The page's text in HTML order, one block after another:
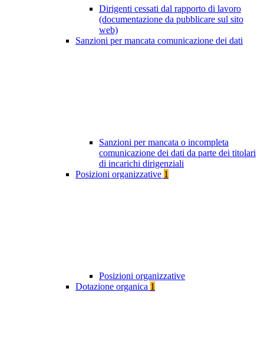
Dirigenti cessati dal rapporto di lavoro
(documentazione da pubblicare sul sito
web)
Sanzioni per mancata comunicazione dei dati
Sanzioni per mancata o incompleta
comunicazione dei dati da parte dei titolari
di incarichi dirigenziali
Posizioni organizzative 1
Posizioni organizzative
Dotazione organica 1